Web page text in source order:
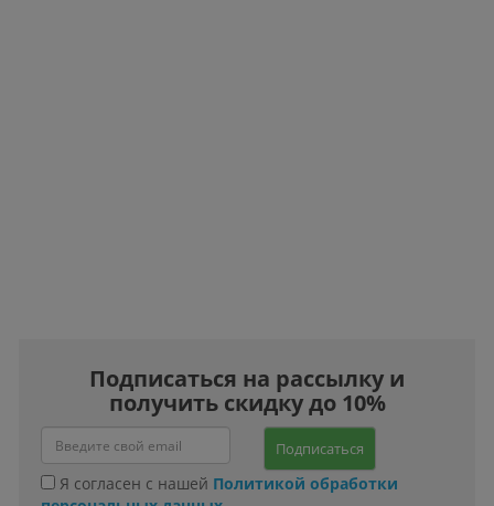
Подписаться на рассылку и
получить скидку до 10%
Подписаться
Я согласен с нашей Политикой обработки